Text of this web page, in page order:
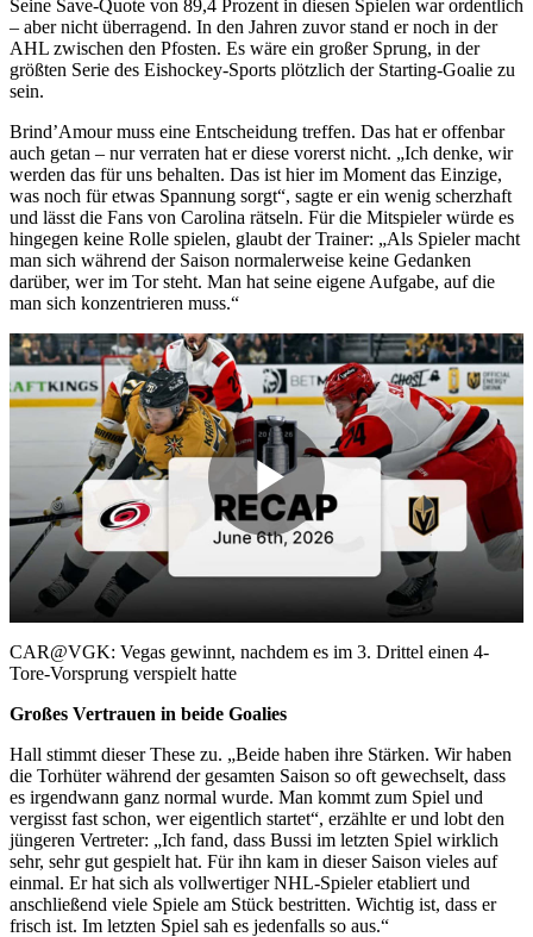
Seine Save-Quote von 89,4 Prozent in diesen Spielen war ordentlich
– aber nicht überragend. In den Jahren zuvor stand er noch in der
AHL zwischen den Pfosten. Es wäre ein großer Sprung, in der
größten Serie des Eishockey-Sports plötzlich der Starting-Goalie zu
sein.
Brind’Amour muss eine Entscheidung treffen. Das hat er offenbar
auch getan – nur verraten hat er diese vorerst nicht. „Ich denke, wir
werden das für uns behalten. Das ist hier im Moment das Einzige,
was noch für etwas Spannung sorgt“, sagte er ein wenig scherzhaft
und lässt die Fans von Carolina rätseln. Für die Mitspieler würde es
hingegen keine Rolle spielen, glaubt der Trainer: „Als Spieler macht
man sich während der Saison normalerweise keine Gedanken
darüber, wer im Tor steht. Man hat seine eigene Aufgabe, auf die
man sich konzentrieren muss.“
Play
Video
CAR@VGK: Vegas gewinnt, nachdem es im 3. Drittel einen 4-
Tore-Vorsprung verspielt hatte
Großes Vertrauen in beide Goalies
Hall stimmt dieser These zu. „Beide haben ihre Stärken. Wir haben
die Torhüter während der gesamten Saison so oft gewechselt, dass
es irgendwann ganz normal wurde. Man kommt zum Spiel und
vergisst fast schon, wer eigentlich startet“, erzählte er und lobt den
jüngeren Vertreter: „Ich fand, dass Bussi im letzten Spiel wirklich
sehr, sehr gut gespielt hat. Für ihn kam in dieser Saison vieles auf
einmal. Er hat sich als vollwertiger NHL-Spieler etabliert und
anschließend viele Spiele am Stück bestritten. Wichtig ist, dass er
frisch ist. Im letzten Spiel sah es jedenfalls so aus.“